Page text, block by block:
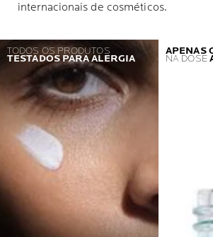
internacionais de cosméticos.
TODOS OS PRODUTOS
TESTADOS PARA ALERGIA
APENAS
NA DOSE